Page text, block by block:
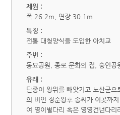
제원 :
폭 26.2m, 연장 30.1m
특징 :
전통 대청양식을 도입한 아치교
주변 :
동묘공원, 종로 문화의 집, 숭인공
유래 :
단종이 왕위를 빼앗기고 노산군
의 비인 정순왕후 송씨가 이곳까
여 영이별다리 혹은 영영건넌다